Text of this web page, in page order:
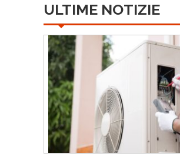
ULTIME NOTIZIE